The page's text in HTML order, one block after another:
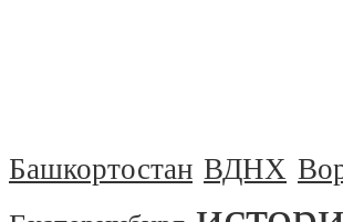
Башкортостан ВДНХ